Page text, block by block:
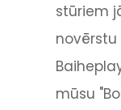
stūriem
mūsu